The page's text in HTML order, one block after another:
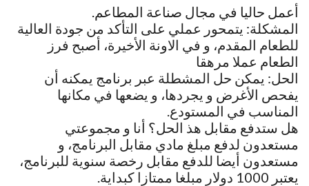
أعمل حاليا في مجال صناعة المطاعم.
المشكلة: يتمحور عملي على التأكد من جودة العالية
للطعام المقدم، و في الاونة الأخيرة، أصبح فرز
الطعام عملا مرهقا
الحل: يمكن حل المشطلة عبر برنامج يمكنه أن
يفحص الأغرض و يجردها، و يضعها في مكانها
المناسب في المستودع.
هل ستدفع مقابل هذ الحل؟ أنا و مجموعتي
مستعدون لدفع مبلغ مادي مقابل البرنامج، و
مستعدون أيضا للدفع مقابل رخصة سنوية للبرنامج،
يعتبر 1000 دولار مبلغا ممتازا كبداية.